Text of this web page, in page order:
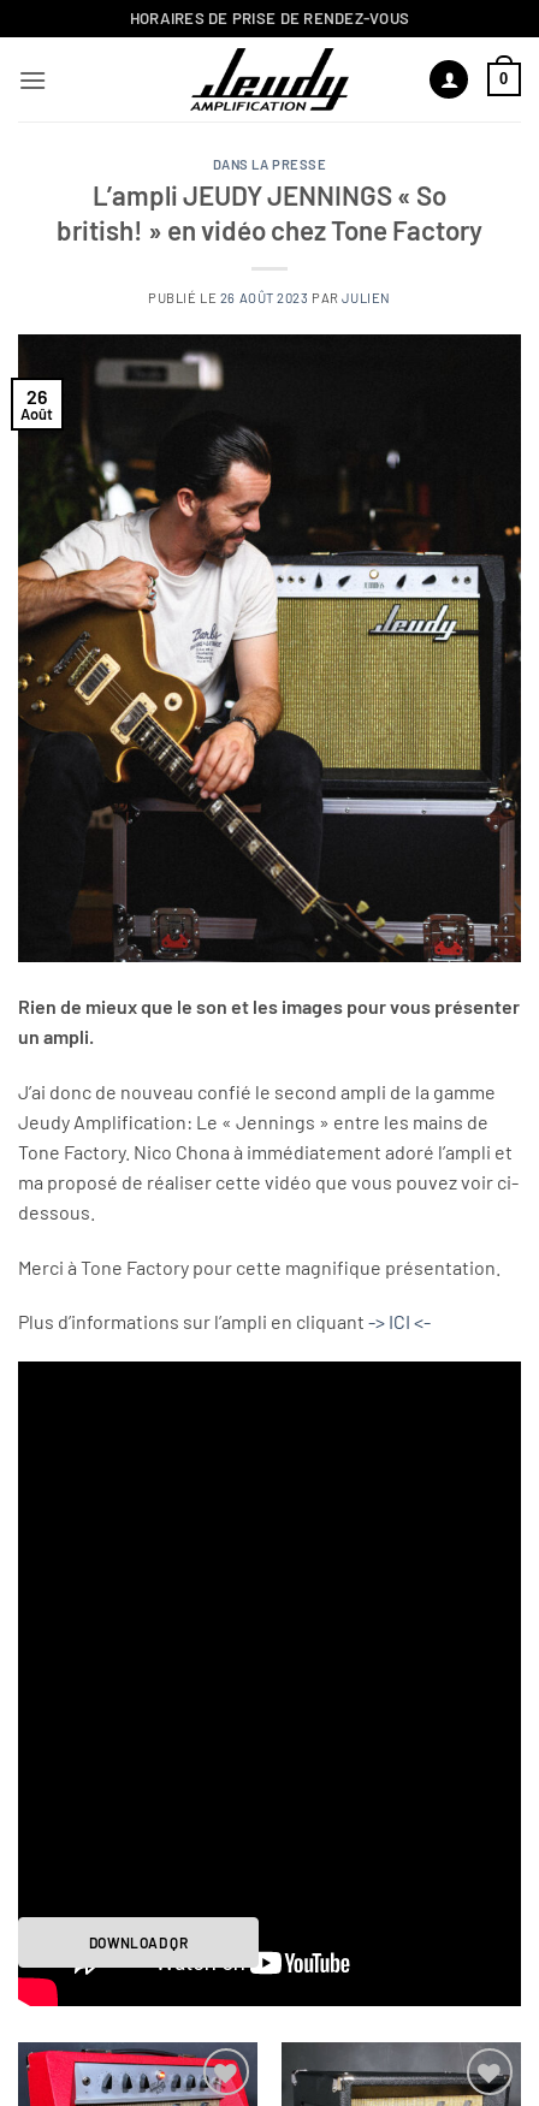
au
contenu
HORAIRES DE PRISE DE RENDEZ-VOUS
0
DANS LA PRESSE
L’ampli JEUDY JENNINGS « So
british! » en vidéo chez Tone Factory
PUBLIÉ LE 26 AOÛT 2023 PARJULIEN
26
Août
Rien de mieux que le son et les images pour vous présenter
un ampli.
J’ai donc de nouveau confié le second ampli de la gamme
Jeudy Amplification: Le « Jennings » entre les mains de
Tone Factory. Nico Chona à immédiatement adoré l’ampli et
ma proposé de réaliser cette vidéo que vous pouvez voir ci-
dessous.
Merci à Tone Factory pour cette magnifique présentation.
Plus d’informations sur l’ampli en cliquant -> ICI <-
DOWNLOAD QR